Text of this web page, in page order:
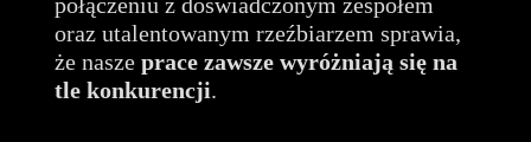
oraz utalentowanym rzeźbiarzem sprawia,
że nasze prace zawsze wyróżniają się na
tle konkurencji.